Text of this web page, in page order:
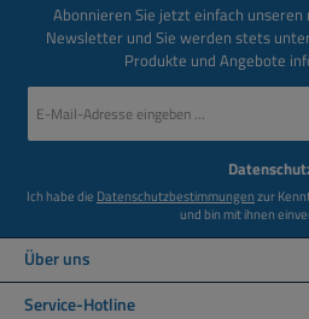
Abonnieren Sie jetzt einfach
Newsletter und Sie werden stets
Produkte und Angebote
Mail-
Ich habe die Datenschutzbestimmungenzur
und bin mit ihnen
Über uns
Service-Hotline